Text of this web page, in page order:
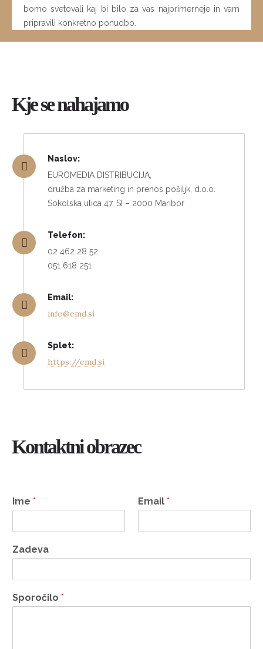
bomo svetovali kaj bi bilo za vas najprimerneje in vam
pripravili konkretno ponudbo.
Kje se nahajamo
Naslov:
EUROMEDIA DISTRIBUCIJA,
družba za marketing in prenos pošiljk, d.o.o.
Sokolska ulica 47, SI – 2000 Maribor
Telefon:
02 462 28 52
051 618 251
Email:
info@emd.si
Splet:
https://emd.si
Kontaktni obrazec
Ime * Email *
Zadeva
Sporočilo *